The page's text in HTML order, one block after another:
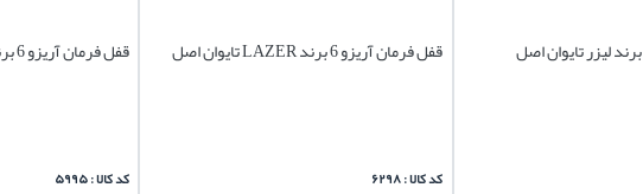
قفل فرمان آریزو 6 برند لیزر تایوان اصل
قفل فرمان آریزو 6 برند LAZER تایوان اصل
کد کالا : ۶۲۹۸
قفل فرمان آریزو 6 برند لیزر تایوان اصل کد 134
کد کالا : ۵۹۹۵